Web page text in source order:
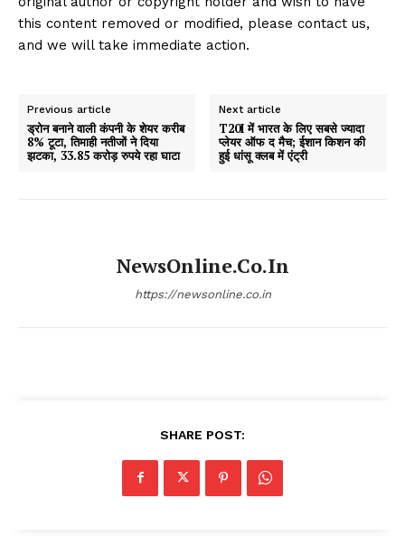
this content removed or modified, please contact us,
and we will take immediate action.
Previous article
ड्रोन बनाने वाली कंपनी के शेयर करीब
8% टूटा, तिमाही नतीजों ने दिया
झटका, 33.85 करोड़ रुपये रहा घाटा
Next article
T20I में भारत के लिए सबसे ज्यादा
प्लेयर ऑफ द मैच; ईशान किशन की
हुई धांसू क्लब में एंट्री
NewsOnline.co.in
https://newsonline.co.in
SHARE POST: